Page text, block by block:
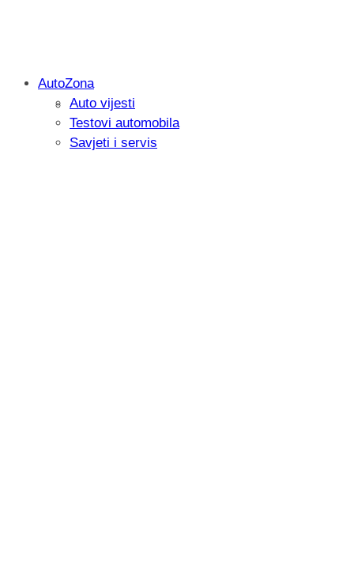
Savjetujemo: Što učiniti kada vaš
AutoZona
Auto vijesti
Testovi automobila
Savjeti i servis